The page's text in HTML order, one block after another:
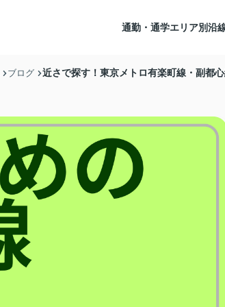
通勤・通学エリア別沿
ブログ 近さで探す！東京メトロ有楽町線・副都